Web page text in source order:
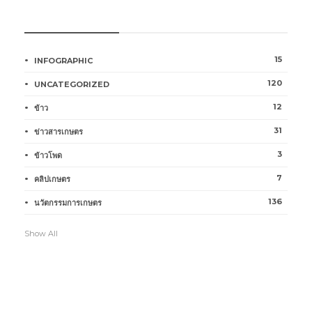
INFOGRAPHIC 15
UNCATEGORIZED 120
ข้าว 12
ข่าวสารเกษตร 31
ข้าวโพด 3
คลิปเกษตร 7
นวัตกรรมการเกษตร 136
Show All